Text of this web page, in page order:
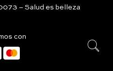
– Salud es belleza
con